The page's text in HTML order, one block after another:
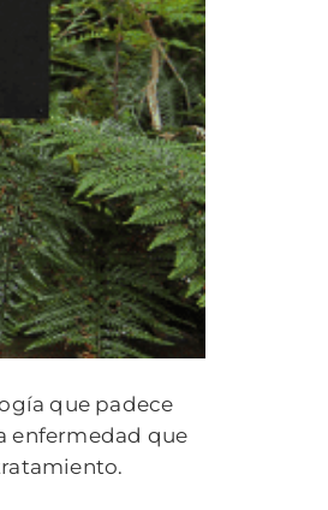
que padece
enfermedad que